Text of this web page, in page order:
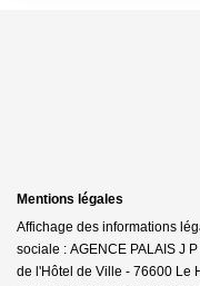
Mentions légales
Affichage des informations
sociale : AGENCE PALAIS J
de l'Hôtel de Ville - 76600 Le